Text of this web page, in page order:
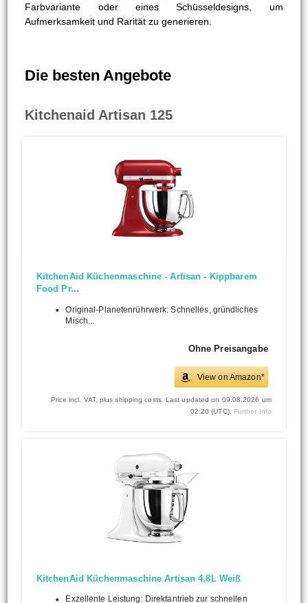
Farbvariante oder eines Schüsseldesigns, um
Aufmerksamkeit und Rarität zu generieren.
Die besten Angebote
Kitchenaid Artisan 125
KitchenAid Küchenmaschine - Artisan - Kippbarem
Food Pr...
Original-Planetenrührwerk: Schnelles, gründliches
Misch...
Ohne Preisangabe
View on Amazon*
Price incl. VAT, plus shipping costs. Last updated on 09.08.2026 um
02:20 (UTC). Further Info
KitchenAid Küchenmaschine Artisan 4,8L Weiß
Exzellente Leistung: Direktantrieb zur schnellen